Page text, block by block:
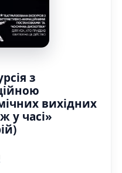
з
вихідних
у часі»